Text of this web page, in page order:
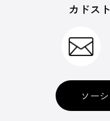
カドス
ソー